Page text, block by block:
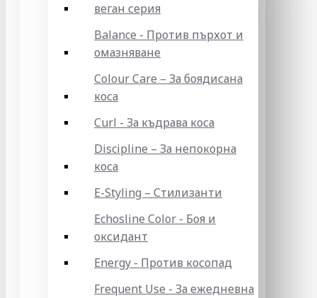
веган серия
Balance - Против пърхот и
омазняване
Colour Care – За боядисана
коса
Curl - За къдрава коса
Discipline – За непокорна
коса
E-Styling – Стилизанти
Echosline Color - Боя и
оксидант
Energy - Против косопад
Frequent Use - За ежедневна